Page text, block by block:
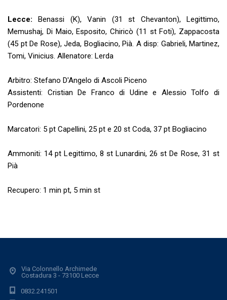
Lecce:Benassi (K), Vanin (31 st Chevanton), Legittimo,
Memushaj, Di Maio, Esposito, Chiricò (11 st Foti), Zappacosta
(45 pt De Rose), Jeda, Bogliacino, Pià. A disp: Gabrieli, Martinez,
Tomi, Vinicius. Allenatore: Lerda
Arbitro: Stefano D'Angelo di Ascoli Piceno
Assistenti: Cristian De Franco di Udine e Alessio Tolfo di
Pordenone
Marcatori: 5 pt Capellini, 25 pt e 20 st Coda, 37 pt Bogliacino
Ammoniti: 14 pt Legittimo, 8 st Lunardini, 26 st De Rose, 31 st
Pià
Recupero: 1 min pt, 5 min st
Via Colonnello Archimede
Costadura 3 - 73100 Lecce
0832.241501